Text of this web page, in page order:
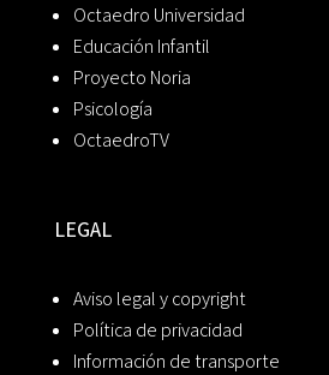
Octaedro Universidad
Educación Infantil
Proyecto Noria
Psicología
OctaedroTV
LEGAL
Aviso legal y copyright
Política de privacidad
Información de transporte